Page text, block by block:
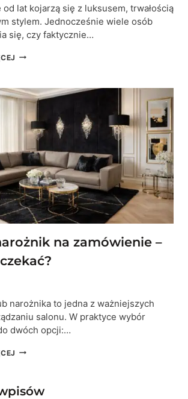
lat kojarzą się z luksusem, trwałością
stylem. Jednocześnie wiele osób
się, czy faktycznie…
7
KTÓRYCH
MEBLE
SKÓRZANE
PASUJĄ
(PRAWIE)
KAŻDEGO
WNĘTRZA
na zamówienie –
narożnika to jedna z ważniejszych
salonu. W praktyce wybór
dwóch opcji:…
KANAPA
ZAMÓWIENIE